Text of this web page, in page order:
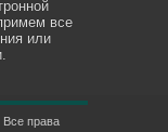
все
или
права